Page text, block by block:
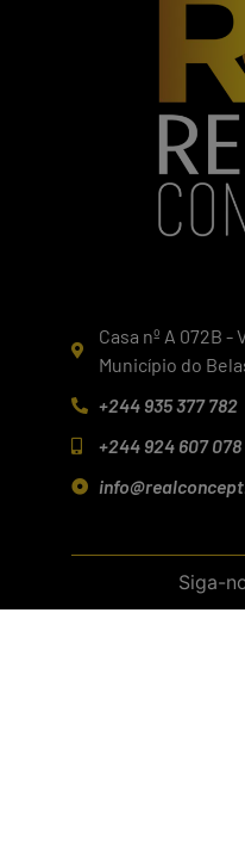
Casa nº A 072B -
Município do
+244 935 377 782
+244 924 607 078
Siga-